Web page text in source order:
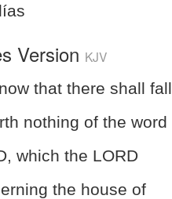
Version KJV
that there shall fall
nothing of the word
which the LORD
the house of